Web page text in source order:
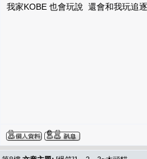
我家KOBE 也會玩說 還會和我玩追